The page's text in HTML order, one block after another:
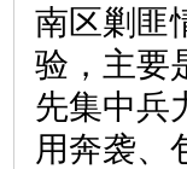
南区剿匪
验，主要
先集中兵
用奔袭、